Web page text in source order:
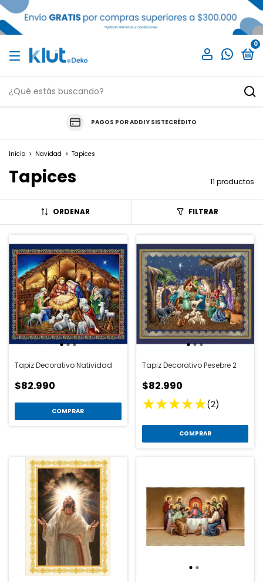
0
PAGOS POR ADDI Y SISTECRÉDITO
Inicio > Navidad > Tapices
Tapices 11 productos
ORDENAR FILTRAR
Tapiz Decorativo Natividad
$82.990
COMPRAR
Tapiz Decorativo Pesebre 2
$82.990
(2)
COMPRAR